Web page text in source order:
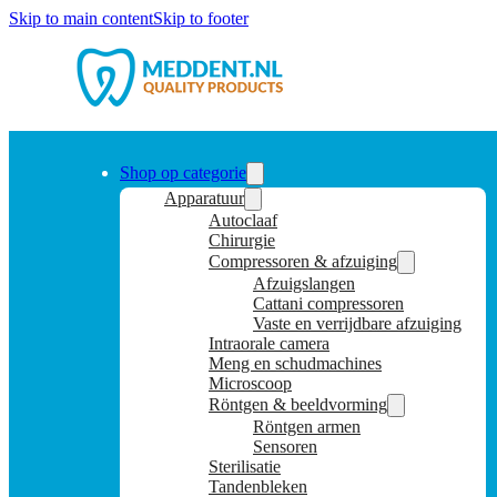
Skip to main contentSkip to footer
Shop op categorie
Apparatuur
Autoclaaf
Chirurgie
Compressoren & afzuiging
Afzuigslangen
Cattani compressoren
Vaste en verrijdbare afzuiging
Intraorale camera
Meng en schudmachines
Microscoop
Röntgen & beeldvorming
Röntgen armen
Sensoren
Sterilisatie
Tandenbleken